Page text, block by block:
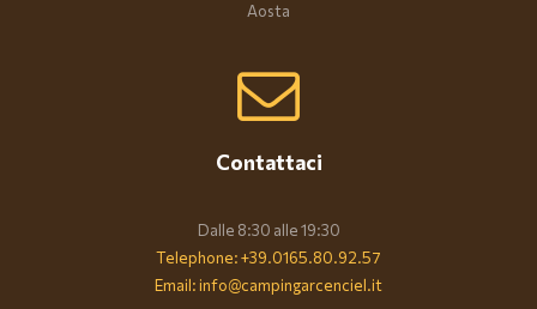
Aosta
Contattaci
Dalle 8:30 alle 19:30
Telephone: +39.0165.80.92.57
Email: info@campingarcenciel.it